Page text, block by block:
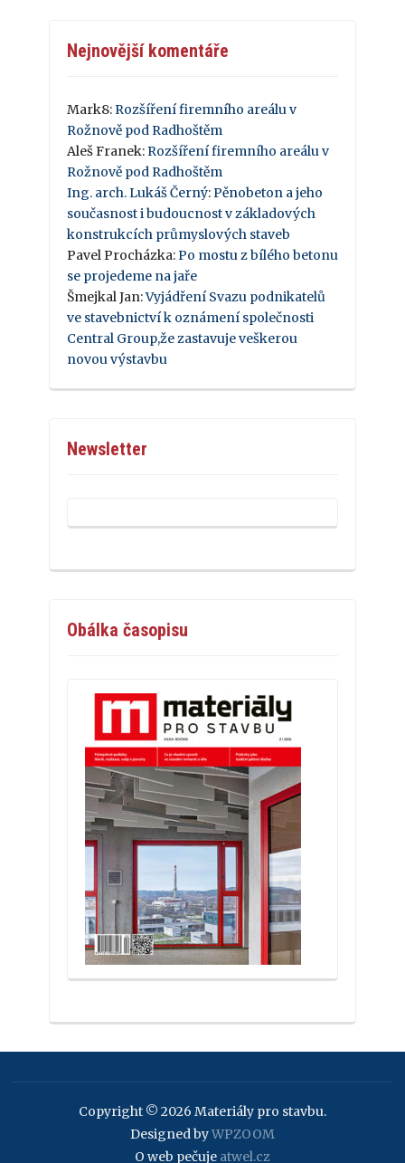
Nejnovější komentáře
Mark8: Rozšíření firemního areálu v
Rožnově pod Radhoštěm
Aleš Franek: Rozšíření firemního areálu v
Rožnově pod Radhoštěm
Ing. arch. Lukáš Černý: Pěnobeton a jeho
současnost i budoucnost v základových
konstrukcích průmyslových staveb
Pavel Procházka: Po mostu z bílého betonu
se projedeme na jaře
Šmejkal Jan:Vyjádření Svazu podnikatelů
ve stavebnictví k oznámení společnosti
Central Group,že zastavuje veškerou
novou výstavbu
Newsletter
Obálka časopisu
Copyright © 2026 Materiály pro stavbu.
Designed byWPZOOM
O web pečuje atwel.cz